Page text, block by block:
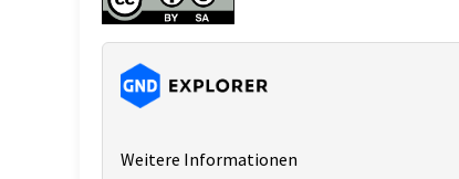
Weitere Informationen